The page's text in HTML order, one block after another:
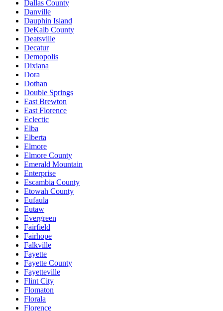
Dallas County
Danville
Dauphin Island
DeKalb County
Deatsville
Decatur
Demopolis
Dixiana
Dora
Dothan
Double Springs
East Brewton
East Florence
Eclectic
Elba
Elberta
Elmore
Elmore County
Emerald Mountain
Enterprise
Escambia County
Etowah County
Eufaula
Eutaw
Evergreen
Fairfield
Fairhope
Falkville
Fayette
Fayette County
Fayetteville
Flint City
Flomaton
Florala
Florence